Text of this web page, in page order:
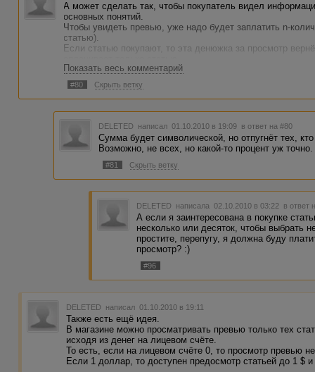
А может сделать так, чтобы покупатель видел
основных понятий.
Чтобы увидеть превью, уже надо будет заплатить n-
статью).
Если статью покупают, то эта денюжка за просмотр
Если нет, то ничего не возвращается, а она списывается
Как такой вариант?
Показать весь комментарий
#80 Скрыть ветку
DELETED написал 01.10.2010 в 19:09 в ответ на #80
Сумма будет символической, но отпугнёт тех,
Возможно, не всех, но какой-то процент уж точно.
#81 Скрыть ветку
DELETED написала 02.10.2010 в 03:22 в ответ
А если я заинтересована в покупке
несколько или десяток, чтобы выбрать
простите, перепугу, я должна буду
просмотр? :)
#96
DELETED написал 01.10.2010 в 19:11
Также есть ещё идея.
В магазине можно просматривать превью только тех
исходя из денег на лицевом счёте.
То есть, если на лицевом счёте 0, то просмотр превью
Если 1 доллар, то доступен предосмотр статьей до 1 $